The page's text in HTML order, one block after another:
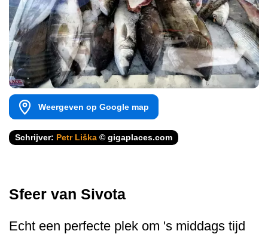
Weergeven op Google map
Schrijver: Petr Liška © gigaplaces.com
Sfeer van Sivota
Echt een perfecte plek om 's middags tijd